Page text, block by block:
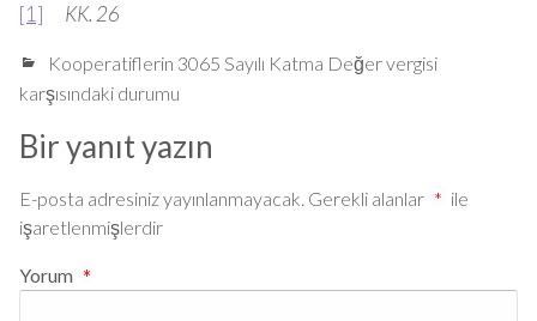
[1]
KK. 26
Kooperatiflerin 3065 Sayılı Katma Değer vergisi
karşısındaki durumu
Bir yanıt yazın
E-posta adresiniz yayınlanmayacak. Gerekli alanlar * ile
işaretlenmişlerdir
Yorum *